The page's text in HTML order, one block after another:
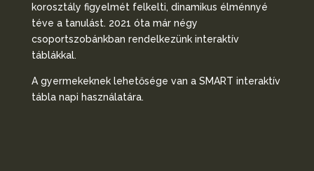
korosztály figyelmét felkelti, dinamikus élménnyé
téve a tanulást. 2021 óta már négy
csoportszobánkban rendelkezünk interaktív
táblákkal.
A gyermekeknek lehetősége van a SMART interaktív
tábla napi használatára.